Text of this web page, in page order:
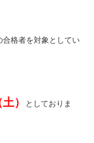
合格者を対象としてい
）
としておりま